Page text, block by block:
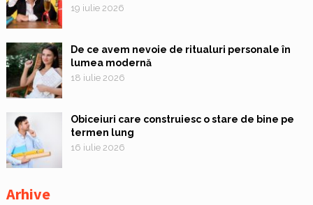
19 iulie 2026
De ce avem nevoie de ritualuri personale în
lumea modernă
18 iulie 2026
Obiceiuri care construiesc o stare de bine pe
termen lung
16 iulie 2026
Arhive